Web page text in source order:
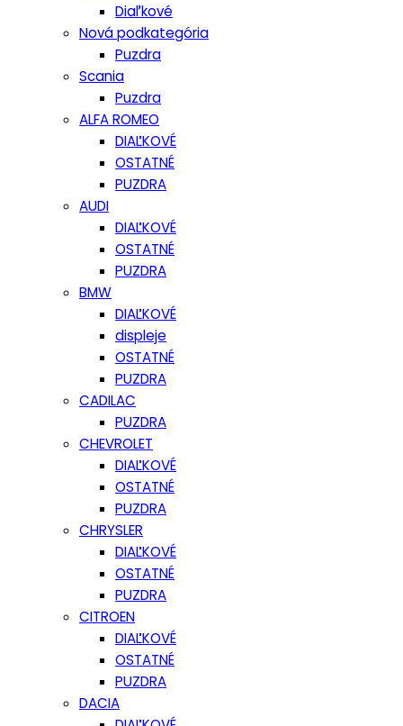
Diaľkové
Nová podkategória
Puzdra
Scania
Puzdra
ALFA ROMEO
DIAĽKOVÉ
OSTATNÉ
PUZDRA
AUDI
DIAĽKOVÉ
OSTATNÉ
PUZDRA
BMW
DIAĽKOVÉ
displeje
OSTATNÉ
PUZDRA
CADILAC
PUZDRA
CHEVROLET
DIAĽKOVÉ
OSTATNÉ
PUZDRA
CHRYSLER
DIAĽKOVÉ
OSTATNÉ
PUZDRA
CITROEN
DIAĽKOVÉ
OSTATNÉ
PUZDRA
DACIA